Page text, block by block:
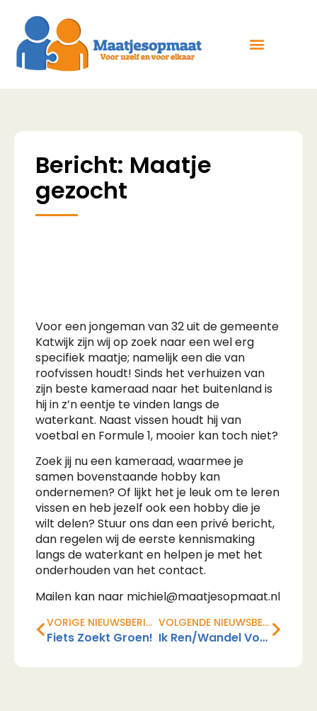
Bericht: Maatje
gezocht
Voor een jongeman van 32 uit de gemeente
Katwijk zijn wij op zoek naar een wel erg
specifiek maatje; namelijk een die van
roofvissen houdt! Sinds het verhuizen van
zijn beste kameraad naar het buitenland is
hij in z’n eentje te vinden langs de
waterkant. Naast vissen houdt hij van
voetbal en Formule 1, mooier kan toch niet?
Zoek jij nu een kameraad, waarmee je
samen bovenstaande hobby kan
ondernemen? Of lijkt het je leuk om te leren
vissen en heb jezelf ook een hobby die je
wilt delen? Stuur ons dan een privé bericht,
dan regelen wij de eerste kennismaking
langs de waterkant en helpen je met het
onderhouden van het contact.
Mailen kan naar michiel@maatjesopmaat.nl
VORIGE NIEUWSBERICHT
Fiets Zoekt Groen!
VOLGENDE NIEUWSBERICHT
Ik Ren/wandel Voor Stichting Maatjesopmaat!